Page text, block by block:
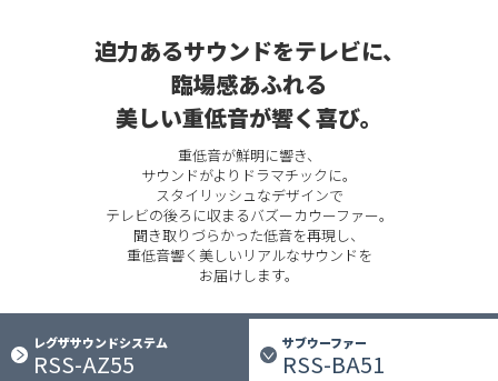
迫力あるサウンドをテレビに、
臨場感あふれる
美しい重低音が響く喜び。
重低音が鮮明に響き、
サウンドがよりドラマチックに。
スタイリッシュなデザインで
テレビの後ろに収まるバズーカウーファー。
聞き取りづらかった低音を再現し、
重低音響く美しいリアルなサウンドを
お届けします。
レグザサウンドシステム
RSS-AZ55
サブウーファー
RSS-BA51